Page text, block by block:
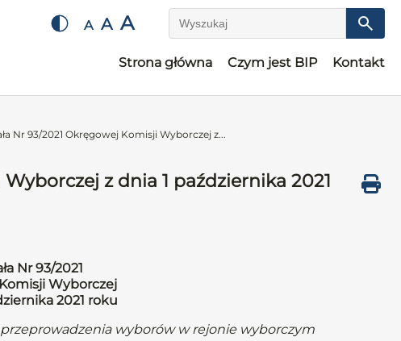
A A A Wyszukaj
Strona główna Czym jest BIP Kontakt
Nr 93/2021 Okręgowej Komisji Wyborczej z...
z dnia 1 października 2021
Nr 93/2021
Wyborczej
2021 roku
wyborów w rejonie wyborczym